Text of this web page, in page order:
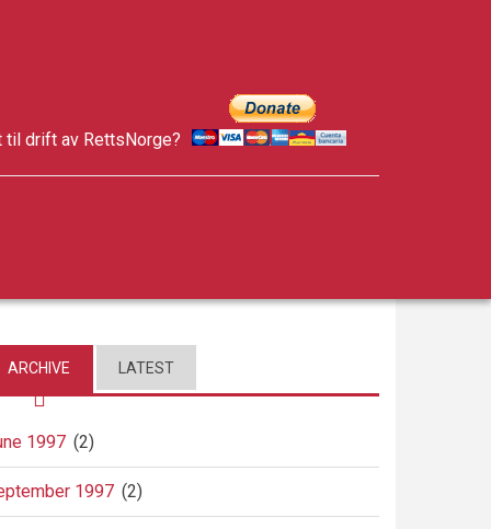
til drift av RettsNorge?
ARCHIVE LATEST
1997 (2)
1997 (2)